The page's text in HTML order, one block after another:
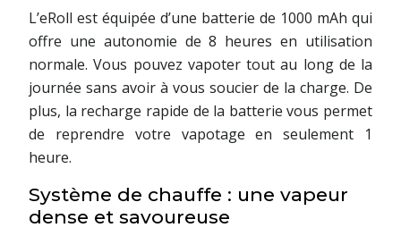
L’eRoll est équipée d’une batterie de 1000 mAh qui
offre une autonomie de 8 heures en utilisation
normale. Vous pouvez vapoter tout au long de la
journée sans avoir à vous soucier de la charge. De
plus, la recharge rapide de la batterie vous permet
de reprendre votre vapotage en seulement 1
heure.
Système de chauffe : une vapeur
dense et savoureuse